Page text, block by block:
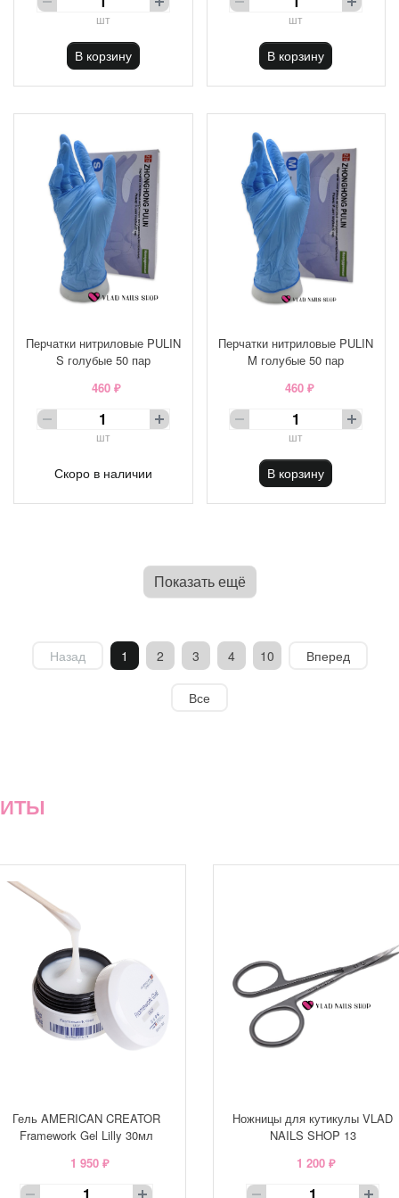
шт
В корзину
шт
В корзину
Перчатки нитриловые PULIN
S голубые 50 пар
460 ₽
шт
Скоро в наличии
Перчатки нитриловые PULIN
M голубые 50 пар
460 ₽
шт
В корзину
Показать ещё
Назад 1 2 3 4 10 Вперед
Все
Гель AMERICAN CREATOR
Framework Gel Lilly 30мл
1 950 ₽
Ножницы для кутикулы VLAD
NAILS SHOP 13
1 200 ₽